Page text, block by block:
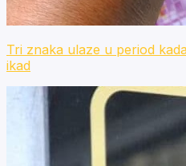
Tri znaka ulaze u period
ikad